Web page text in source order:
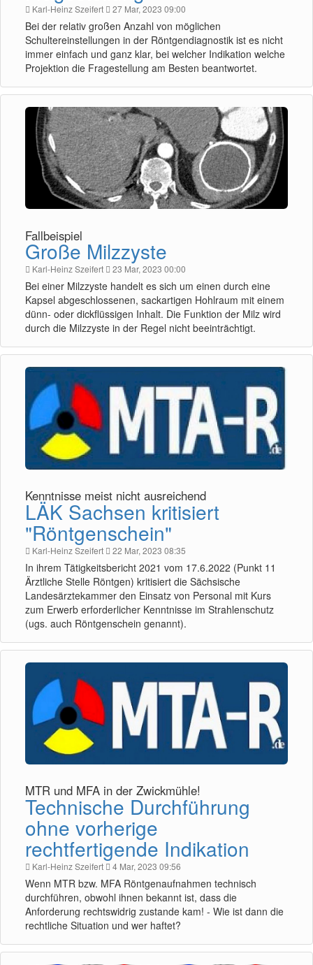
Karl-Heinz Szeifert 27 Mar, 2023 09:00
Bei der relativ großen Anzahl von möglichen
Schultereinstellungen in der Röntgendiagnostik ist es nicht
immer einfach und ganz klar, bei welcher Indikation welche
Projektion die Fragestellung am Besten beantwortet.
Fallbeispiel
Große Milzzyste
Karl-Heinz Szeifert 23 Mar, 2023 00:00
Bei einer Milzzyste handelt es sich um einen durch eine
Kapsel abgeschlossenen, sackartigen Hohlraum mit einem
dünn- oder dickflüssigen Inhalt. Die Funktion der Milz wird
durch die Milzzyste in der Regel nicht beeinträchtigt.
Kenntnisse meist nicht ausreichend
LÄK Sachsen kritisiert
"Röntgenschein"
Karl-Heinz Szeifert 22 Mar, 2023 08:35
In ihrem Tätigkeitsbericht 2021 vom 17.6.2022 (Punkt 11
Ärztliche Stelle Röntgen) kritisiert die Sächsische
Landesärztekammer den Einsatz von Personal mit Kurs
zum Erwerb erforderlicher Kenntnisse im Strahlenschutz
(ugs. auch Röntgenschein genannt).
MTR und MFA in der Zwickmühle!
Technische Durchführung
ohne vorherige
rechtfertigende Indikation
Karl-Heinz Szeifert 4 Mar, 2023 09:56
Wenn MTR bzw. MFA Röntgenaufnahmen technisch
durchführen, obwohl ihnen bekannt ist, dass die
Anforderung rechtswidrig zustande kam! - Wie ist dann die
rechtliche Situation und wer haftet?